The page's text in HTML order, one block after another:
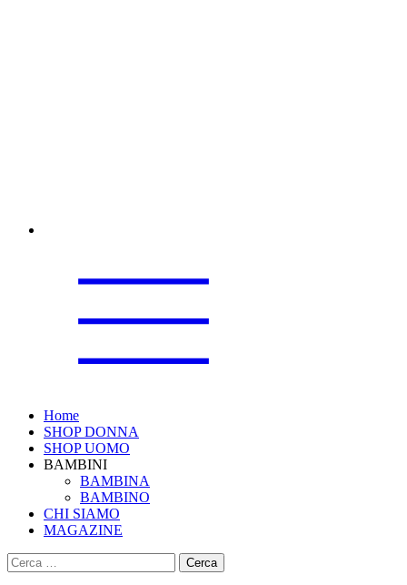
Home
SHOP DONNA
SHOP UOMO
BAMBINI
BAMBINA
BAMBINO
CHI SIAMO
MAGAZINE
Ricerca
per: